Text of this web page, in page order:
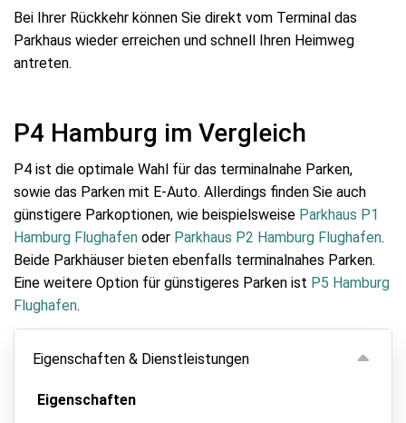
Bei Ihrer Rückkehr können Sie direkt vom Terminal das
Parkhaus wieder erreichen und schnell Ihren Heimweg
antreten.
P4 Hamburg im Vergleich
P4 ist die optimale Wahl für das terminalnahe Parken,
sowie das Parken mit E-Auto. Allerdings finden Sie auch
günstigere Parkoptionen, wie beispielsweise Parkhaus P1
Hamburg Flughafen oder Parkhaus P2 Hamburg Flughafen.
Beide Parkhäuser bieten ebenfalls terminalnahes Parken.
Eine weitere Option für günstigeres Parken ist P5 Hamburg
Flughafen.
Eigenschaften & Dienstleistungen
Eigenschaften